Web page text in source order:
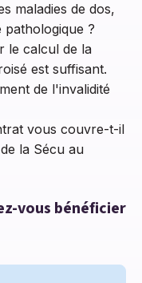
maladies de dos,
pathologique ?
le calcul de la
est suffisant.
de l'invalidité
vous couvre-t-il
la Sécu au
vous bénéficier